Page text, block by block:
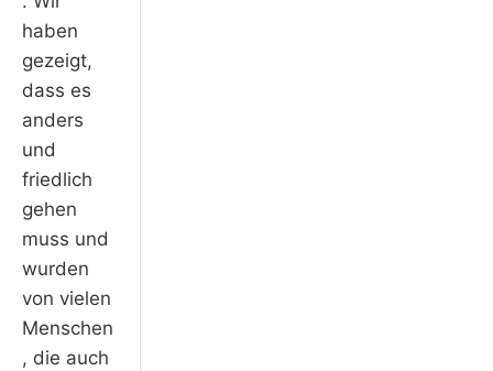
haben
gezeigt,
dass es
anders
und
friedlich
gehen
muss und
wurden
von vielen
Menschen
, die auch